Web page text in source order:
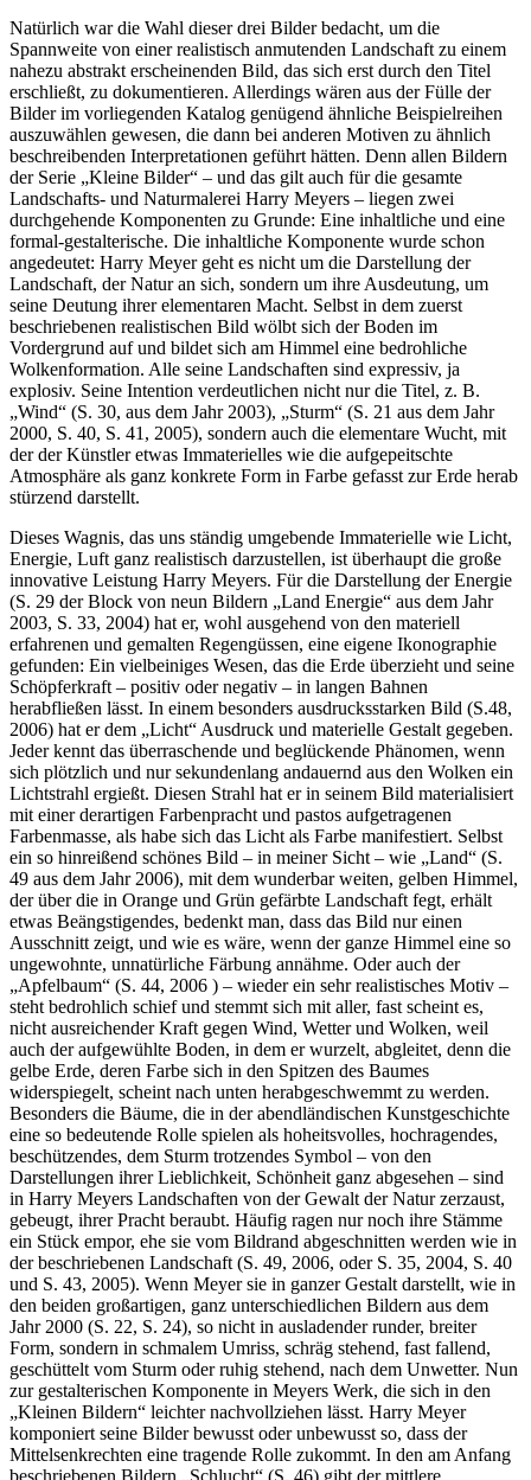
Natürlich war die Wahl dieser drei Bilder bedacht, um die
Spannweite von einer realistisch anmutenden Landschaft zu einem
nahezu abstrakt erscheinenden Bild, das sich erst durch den Titel
erschließt, zu dokumentieren. Allerdings wären aus der Fülle der
Bilder im vorliegenden Katalog genügend ähnliche Beispielreihen
auszuwählen gewesen, die dann bei anderen Motiven zu ähnlich
beschreibenden Interpretationen geführt hätten. Denn allen Bildern
der Serie „Kleine Bilder“ – und das gilt auch für die gesamte
Landschafts- und Naturmalerei Harry Meyers – liegen zwei
durchgehende Komponenten zu Grunde: Eine inhaltliche und eine
formal-gestalterische. Die inhaltliche Komponente wurde schon
angedeutet: Harry Meyer geht es nicht um die Darstellung der
Landschaft, der Natur an sich, sondern um ihre Ausdeutung, um
seine Deutung ihrer elementaren Macht. Selbst in dem zuerst
beschriebenen realistischen Bild wölbt sich der Boden im
Vordergrund auf und bildet sich am Himmel eine bedrohliche
Wolkenformation. Alle seine Land­schaften sind expressiv, ja
explosiv. Seine Intention verdeutlichen nicht nur die Titel, z. B.
„Wind“ (S. 30, aus dem Jahr 2003), „Sturm“ (S. 21 aus dem Jahr
2000, S. 40, S. 41, 2005), sondern auch die elementare Wucht, mit
der der Künstler etwas Immaterielles wie die aufgepeitschte
Atmosphäre als ganz konkrete Form in Farbe gefasst zur Erde herab
stürzend darstellt.
Dieses Wagnis, das uns ständig umgebende Immaterielle wie Licht,
Energie, Luft ganz realistisch darzustellen, ist überhaupt die große
innovative Leistung Harry Meyers. Für die Darstellung der Energie
(S. 29 der Block von neun Bildern „Land Energie“ aus dem Jahr
2003, S. 33, 2004) hat er, wohl ausgehend von den materiell
erfahrenen und gemalten Regengüssen, eine eigene Ikonographie
gefunden: Ein vielbeiniges Wesen, das die Erde überzieht und seine
Schöpferkraft – positiv oder negativ – in langen Bahnen
herabfließen lässt. In einem besonders ausdrucksstarken Bild (S.48,
2006) hat er dem „Licht“ Ausdruck und materielle Gestalt gegeben.
Jeder kennt das überraschende und beglückende Phänomen, wenn
sich plötzlich und nur sekundenlang andauernd aus den Wolken ein
Lichtstrahl ergießt. Diesen Strahl hat er in seinem Bild materialisiert
mit einer derartigen Farbenpracht und pastos aufgetragenen
Farbenmasse, als habe sich das Licht als Farbe manifestiert. Selbst
ein so hinreißend schönes Bild – in meiner Sicht – wie „Land“ (S.
49 aus dem Jahr 2006), mit dem wunderbar weiten, gelben Himmel,
der über die in Orange und Grün gefärbte Landschaft fegt, erhält
etwas Beängstigendes, bedenkt man, dass das Bild nur einen
Ausschnitt zeigt, und wie es wäre, wenn der ganze Himmel eine so
ungewohnte, unnatürliche Färbung annähme. Oder auch der
„Apfelbaum“ (S. 44, 2006 ) – wieder ein sehr realistisches Motiv –
steht bedrohlich schief und stemmt sich mit aller, fast scheint es,
nicht ausreichender Kraft gegen Wind, Wetter und Wolken, weil
auch der aufgewühlte Boden, in dem er wurzelt, abgleitet, denn die
gelbe Erde, deren Farbe sich in den Spitzen des Baumes
widerspiegelt, scheint nach unten herabgeschwemmt zu werden.
Besonders die Bäume, die in der abendländischen Kunstgeschichte
eine so bedeutende Rolle spielen als hoheits­volles, hochragendes,
beschützendes, dem Sturm trotzendes Symbol – von den
Darstellungen ihrer Lieblichkeit, Schönheit ganz abgesehen – sind
in Harry Meyers Landschaften von der Gewalt der Natur zerzaust,
gebeugt, ihrer Pracht beraubt. Häufig ragen nur noch ihre Stämme
ein Stück empor, ehe sie vom Bildrand abgeschnitten werden wie in
der beschriebenen Land­schaft (S. 49, 2006, oder S. 35, 2004, S. 40
und S. 43, 2005). Wenn Meyer sie in ganzer Gestalt darstellt, wie in
den beiden großartigen, ganz unterschiedlichen Bildern aus dem
Jahr 2000 (S. 22, S. 24), so nicht in ausladender runder, breiter
Form, sondern in schmalem Umriss, schräg stehend, fast fallend,
geschüttelt vom Sturm oder ruhig stehend, nach dem Unwetter. Nun
zur gestalterischen Komponente in Meyers Werk, die sich in den
„Kleinen Bildern“ leichter nachvollziehen lässt. Harry Meyer
komponiert seine Bilder bewusst oder unbewusst so, dass der
Mittelsenkrechten eine tragende Rolle zukommt. In den am Anfang